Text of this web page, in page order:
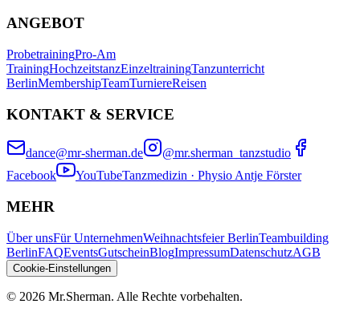
ANGEBOT
ProbetrainingPro-Am
TrainingHochzeitstanzEinzeltrainingTanzunterricht
BerlinMembershipTeamTurniereReisen
KONTAKT & SERVICE
dance@mr-sherman.de
@mr.sherman_tanzstudio
Facebook
YouTubeTanzmedizin · Physio Antje Förster
MEHR
Über unsFür UnternehmenWeihnachtsfeier BerlinTeambuilding
BerlinFAQEventsGutscheinBlogImpressumDatenschutzAGB
Cookie-Einstellungen
© 2026 Mr.Sherman. Alle Rechte vorbehalten.